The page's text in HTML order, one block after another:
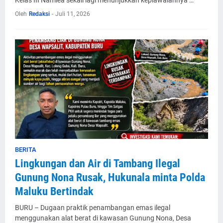
Oleh Redaksi - Juli 11, 2026
BERITA
Lingkungan dan Air di Tambang Ilegal
Gunung Nona Rusak, Hukunala minta Polda
Maluku Bertindak
BURU – Dugaan praktik penambangan emas ilegal
menggunakan alat berat di kawasan Gunung Nona, Desa